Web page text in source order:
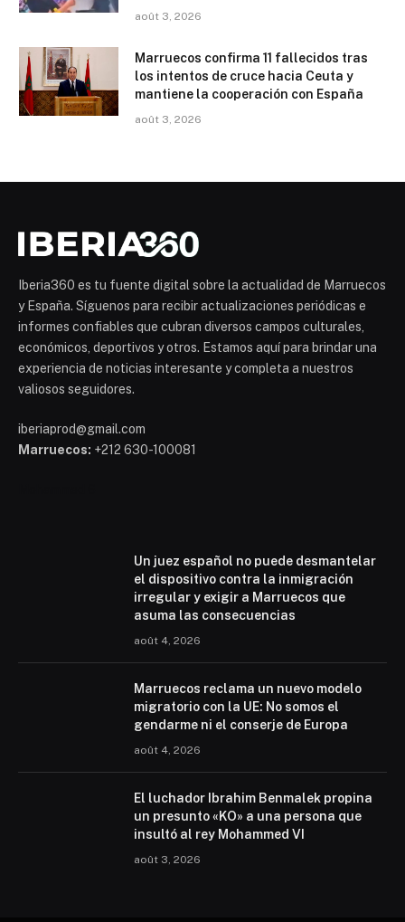
août 3, 2026
Marruecos confirma 11 fallecidos tras
los intentos de cruce hacia Ceuta y
mantiene la cooperación con España
août 3, 2026
Iberia360 es tu fuente digital sobre la actualidad de Marruecos
y España. Síguenos para recibir actualizaciones periódicas e
informes confiables que cubran diversos campos culturales,
económicos, deportivos y otros. Estamos aquí para brindar una
experiencia de noticias interesante y completa a nuestros
valiosos seguidores.
iberiaprod@gmail.com
Marruecos: +212 630-100081
Un juez español no puede desmantelar
el dispositivo contra la inmigración
irregular y exigir a Marruecos que
asuma las consecuencias
août 4, 2026
Marruecos reclama un nuevo modelo
migratorio con la UE: No somos el
gendarme ni el conserje de Europa
août 4, 2026
El luchador Ibrahim Benmalek propina
un presunto «KO» a una persona que
insultó al rey Mohammed VI
août 3, 2026